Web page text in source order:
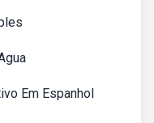
Em Espanhol